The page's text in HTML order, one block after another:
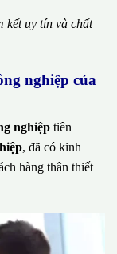
kết uy tín và chất
nghiệp của
nghiệp tiên
, đã có kinh
hàng thân thiết